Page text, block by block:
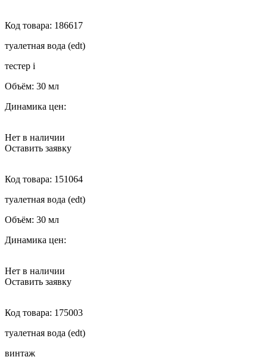
Код товара: 186617
туалетная вода (edt)
тестер i
Объём: 30 мл
Динамика цен:
Нет в наличии
Оставить заявку
Код товара: 151064
туалетная вода (edt)
Объём: 30 мл
Динамика цен:
Нет в наличии
Оставить заявку
Код товара: 175003
туалетная вода (edt)
винтаж